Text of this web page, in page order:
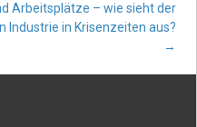
Arbeitsplätze – wie sieht der
Industrie in Krisenzeiten aus?
→